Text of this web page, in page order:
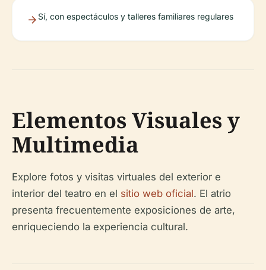
Sí, con espectáculos y talleres familiares regulares
Elementos Visuales y
Multimedia
Explore fotos y visitas virtuales del exterior e
interior del teatro en el sitio web oficial. El atrio
presenta frecuentemente exposiciones de arte,
enriqueciendo la experiencia cultural.